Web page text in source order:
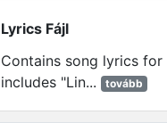
Lyrics Fájl
Contains song lyrics
includes "Lin...
tovább